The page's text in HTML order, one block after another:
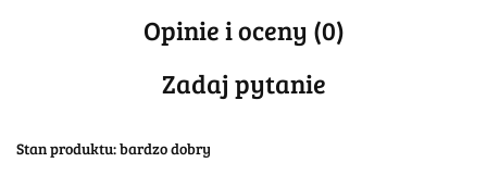
Opinie i oceny (0)
Zadaj pytanie
Stan produktu: bardzo dobry